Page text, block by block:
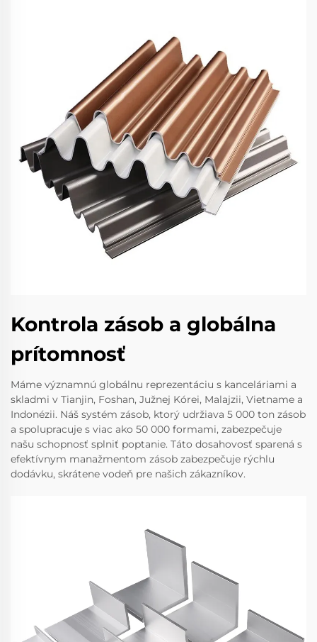
Kontrola zásob a globálna
prítomnosť
Máme významnú globálnu reprezentáciu s kanceláriami a
skladmi v Tianjin, Foshan, Južnej Kórei, Malajzii, Vietname a
Indonézii. Náš systém zásob, ktorý udržiava 5 000 ton zásob
a spolupracuje s viac ako 50 000 formami, zabezpečuje
našu schopnosť splniť poptanie. Táto dosahovosť sparená s
efektívnym manažmentom zásob zabezpečuje rýchlu
dodávku, skrátene vodeň pre našich zákazníkov.